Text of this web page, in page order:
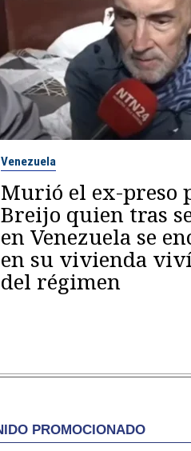
Venezuela
Murió el ex-preso
Breijo quien tras
en Venezuela se
en su vivienda
del régimen